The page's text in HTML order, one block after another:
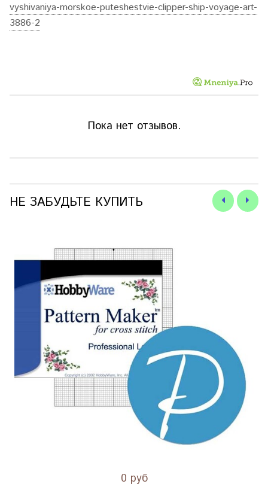
vyshivaniya-morskoe-puteshestvie-clipper-ship-voyage-art-
3886-2
Пока нет отзывов.
НЕ ЗАБУДЬТЕ КУПИТЬ
0 руб